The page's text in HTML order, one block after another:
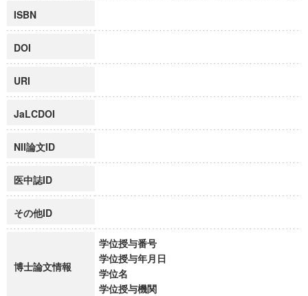
ISBN
DOI
URI
JaLCDOI
NII論文ID
医中誌ID
その他ID
博士論文情報
学位授与番号
学位授与年月日
学位名
学位授与機関